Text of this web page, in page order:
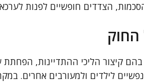
הצדדים חופשיים לפנות
החוק
קיצור הליכי ההתדיינות,
לילדים ולמעורבים אחרים.